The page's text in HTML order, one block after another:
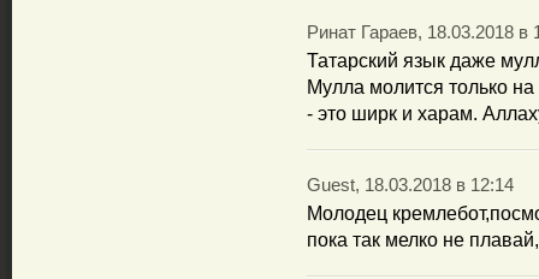
Ринат Гараев, 18.03.2018 в
Татарский язык даже
Мулла молится только
- это ширк и харам.
Guest, 18.03.2018 в 12:14
Молодец
пока так мелко не